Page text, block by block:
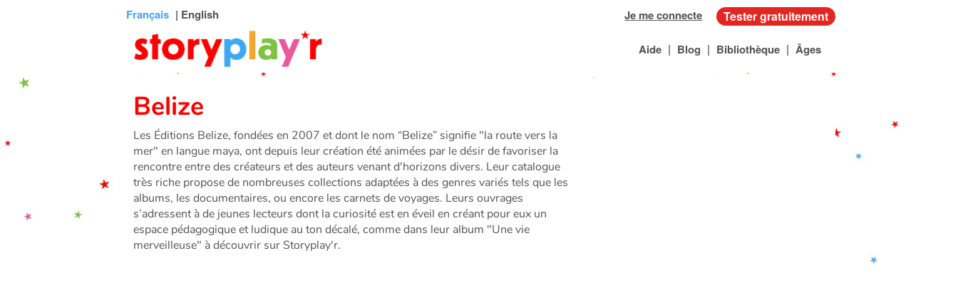
Français | English Je me connecte Tester gratuitement
Aide | Blog | Bibliothèque | Âges
Belize
Les Éditions Belize, fondées en 2007 et dont le nom “Belize” signifie "la route vers la
mer" en langue maya, ont depuis leur création été animées par le désir de favoriser la
rencontre entre des créateurs et des auteurs venant d'horizons divers. Leur catalogue
très riche propose de nombreuses collections adaptées à des genres variés tels que les
albums, les documentaires, ou encore les carnets de voyages. Leurs ouvrages
s’adressent à de jeunes lecteurs dont la curiosité est en éveil en créant pour eux un
espace pédagogique et ludique au ton décalé, comme dans leur album "Une vie
merveilleuse" à découvrir sur Storyplay'r.